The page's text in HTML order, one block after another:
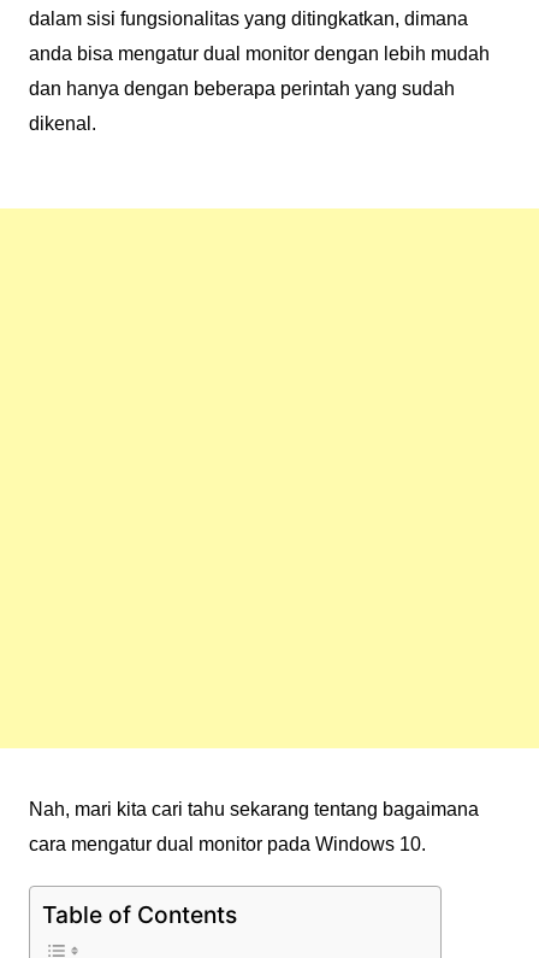
dalam sisi fungsionalitas yang ditingkatkan, dimana
anda bisa mengatur dual monitor dengan lebih mudah
dan hanya dengan beberapa perintah yang sudah
dikenal.
Nah, mari kita cari tahu sekarang tentang bagaimana
cara mengatur dual monitor pada Windows 10.
Table of Contents